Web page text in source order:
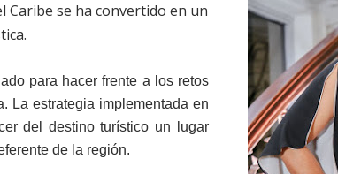
Caribe se ha convertido en un
para hacer frente a los retos
La estrategia implementada en
del destino turístico un lugar
de la región.